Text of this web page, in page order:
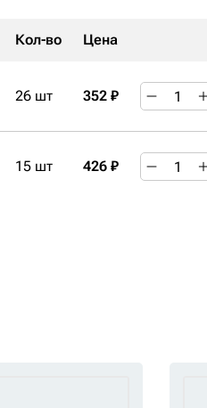
Кол-во Цена
26 шт 352 ₽
15 шт 426 ₽